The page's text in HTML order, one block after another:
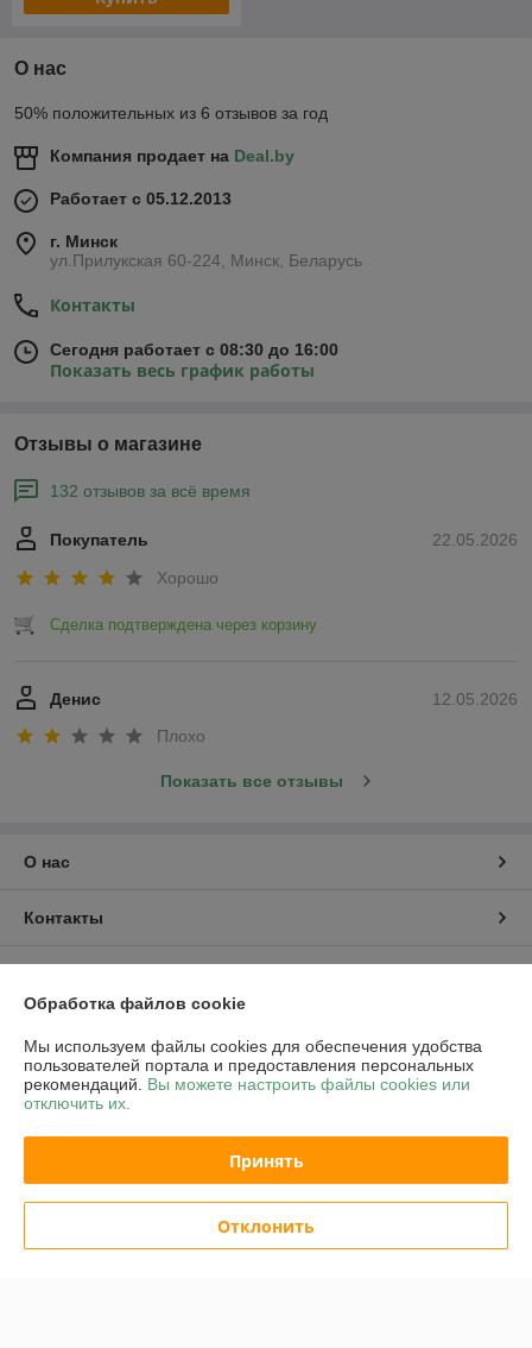
О нас
50% положительных из 6 отзывов за год
Компания продает на Deal.by
Работает с 05.12.2013
г. Минск
ул.Прилукская 60-224, Минск, Беларусь
Контакты
Сегодня работает с 08:30 до 16:00
Показать весь график работы
Отзывы о магазине
132 отзывов за всё время
22.05.2026
Покупатель
Хорошо
Сделка подтверждена через корзину
12.05.2026
Денис
Плохо
Показать все отзывы
О нас
Контакты
Полная версия сайта
Политика обработки cookies
Обработка файлов cookie
Мы используем файлы cookies для обеспечения удобства
пользователей портала и предоставления персональных
рекомендаций. Вы можете настроить файлы cookies или
отключить их.
Принять
Отклонить